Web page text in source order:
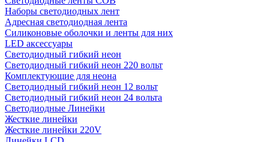
Наборы светодиодных лент
Адресная светодиодная лента
Силиконовые оболочки и ленты для них
LED аксессуары
Светодиодный гибкий неон
Светодиодный гибкий неон 220 вольт
Комплектующие для неона
Светодиодный гибкий неон 12 вольт
Светодиодный гибкий неон 24 вольта
Светодиодные Линейки
Жесткие линейки
Жесткие линейки 220V